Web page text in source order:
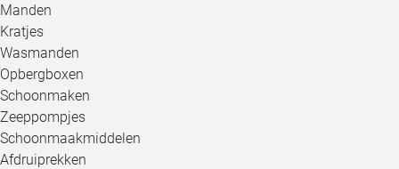
Manden
Kratjes
Wasmanden
Opbergboxen
Schoonmaken
Zeeppompjes
Schoonmaakmiddelen
Afdruiprekken